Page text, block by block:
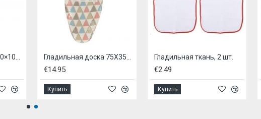
Гладильная доска 30×105 см Гладильная доска 75X35x17см - для размещения на столешнице
€14.95
Купить
Гладильная ткань, 2 шт.
€2.49
Купить